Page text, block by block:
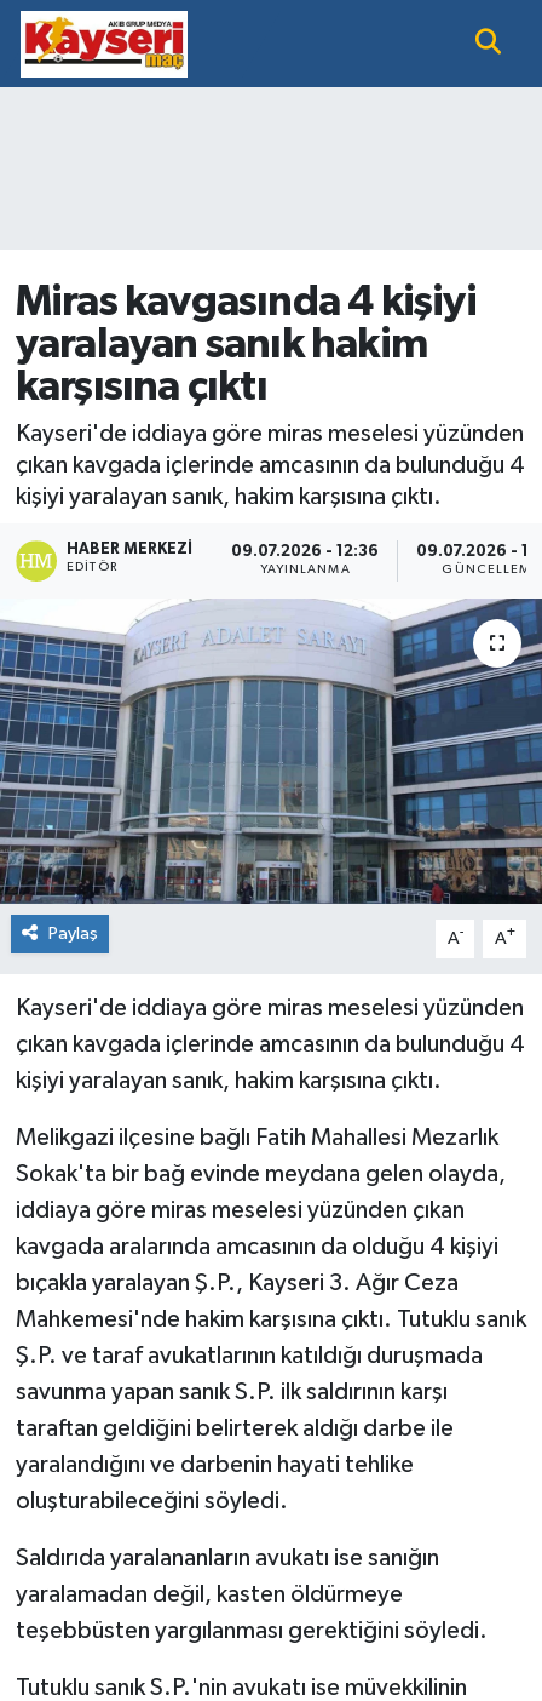
Miras kavgasında 4 kişiyi
yaralayan sanık hakim
karşısına çıktı
Kayseri'de iddiaya göre miras meselesi yüzünden
çıkan kavgada içlerinde amcasının da bulunduğu 4
kişiyi yaralayan sanık, hakim karşısına çıktı.
HABER MERKEZI
EDITÖR
09.07.2026 - 12:36
YAYINLANMA
09.07.2026 -
GÜNCELLEME
Paylaş A- A+
Kayseri'de iddiaya göre miras meselesi yüzünden
çıkan kavgada içlerinde amcasının da bulunduğu 4
kişiyi yaralayan sanık, hakim karşısına çıktı.
Melikgazi ilçesine bağlı Fatih Mahallesi Mezarlık
Sokak'ta bir bağ evinde meydana gelen olayda,
iddiaya göre miras meselesi yüzünden çıkan
kavgada aralarında amcasının da olduğu 4 kişiyi
bıçakla yaralayan Ş.P., Kayseri 3. Ağır Ceza
Mahkemesi'nde hakim karşısına çıktı. Tutuklu sanık
Ş.P. ve taraf avukatlarının katıldığı duruşmada
savunma yapan sanık S.P. ilk saldırının karşı
taraftan geldiğini belirterek aldığı darbe ile
yaralandığını ve darbenin hayati tehlike
oluşturabileceğini söyledi.
Saldırıda yaralananların avukatı ise sanığın
yaralamadan değil, kasten öldürmeye
teşebbüsten yargılanması gerektiğini söyledi.
Tutuklu sanık S.P.'nin avukatı ise müvekkilinin
EĞİTİM
SİYASET GÜNDEMİ
SPOR BÜLTENİ
SÜPER LİG
Nöbetçi Eczaneler
Süper Lig Puan Durumu ve Fikstür
Tüm Manşetler
Son Dakika Haberleri